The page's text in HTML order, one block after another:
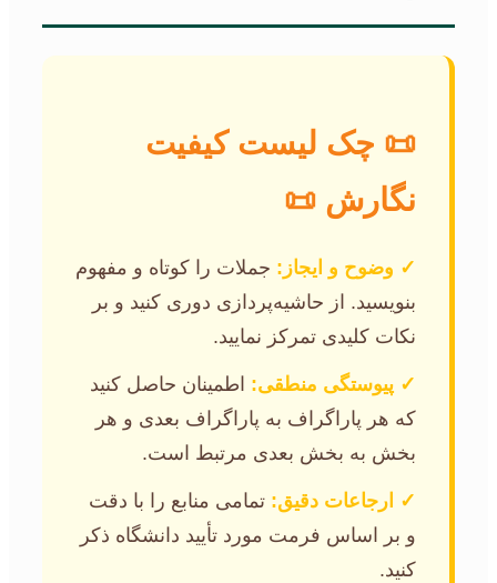
📜 چک لیست کیفیت
نگارش 📜
✓ وضوح و ایجاز: جملات را کوتاه و مفهوم
بنویسید. از حاشیه‌پردازی دوری کنید و بر
نکات کلیدی تمرکز نمایید.
✓ پیوستگی منطقی: اطمینان حاصل کنید
که هر پاراگراف به پاراگراف بعدی و هر
بخش به بخش بعدی مرتبط است.
✓ ارجاعات دقیق: تمامی منابع را با دقت
و بر اساس فرمت مورد تأیید دانشگاه ذکر
کنید.